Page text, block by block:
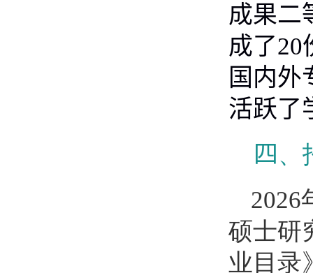
成果二
成了20
国内外
活跃了
四 、
2026
硕士研
业目录